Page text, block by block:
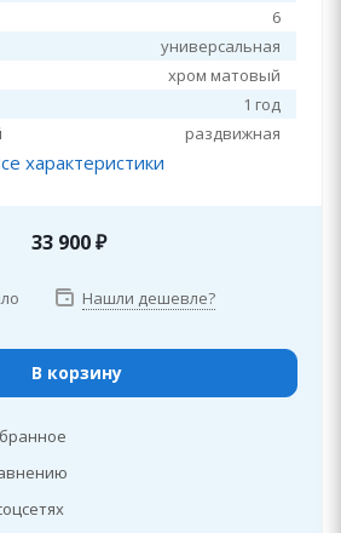
6
универсальная
хром матовый
1 год
раздвижная
характеристики
33 900₽
Нашли дешевле?
В корзину